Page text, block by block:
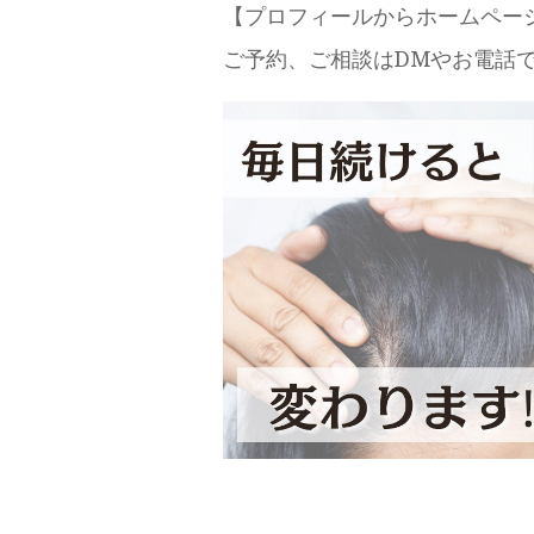
【プロフィールからホームペ
ご予約、ご相談はDMやお電話